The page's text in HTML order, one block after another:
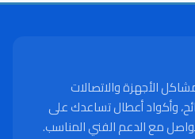
الأجهزة والاتصالات
وأكواد أعطال تساعدك على
مع الدعم الفني المناسب.